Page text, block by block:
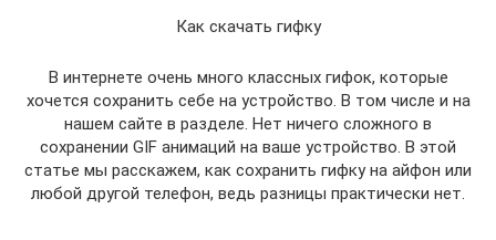
Как скачать гифку
В интернете очень много классных гифок, которые
хочется сохранить себе на устройство. В том числе и на
нашем сайте в разделе. Нет ничего сложного в
сохранении GIF анимаций на ваше устройство. В этой
статье мы расскажем, как сохранить гифку на айфон или
любой другой телефон, ведь разницы практически нет.